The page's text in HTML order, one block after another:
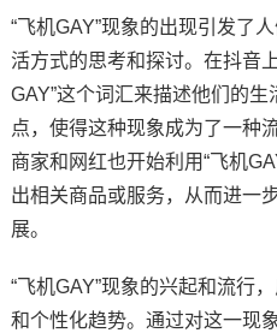
“飞机GAY”现象的出现引发了
活方式的思考和探讨。在抖音
GAY”这个词汇来描述他们的
点，使得这种现象成为了一种
商家和网红也开始利用“飞机
出相关商品或服务，从而进一
展。
“飞机GAY”现象的兴起和流行
和个性化趋势。通过对这一现